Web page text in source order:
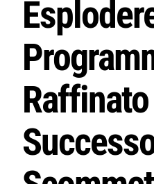
Raffinato